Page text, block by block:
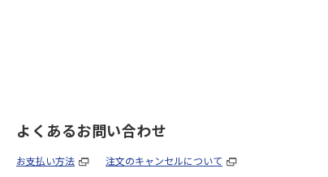
よくあるお問い合わせ
お支払い方法 注文のキャンセルについて